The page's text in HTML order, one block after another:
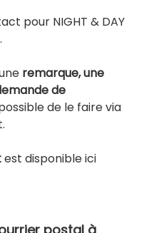
pour NIGHT & DAY
.
remarque, une
de
de le faire via
est disponible ici